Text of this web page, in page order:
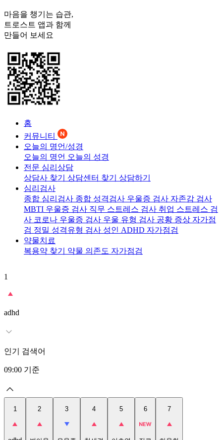
마음을 챙기는 습관,
트로스트 앱과 함께
만들어 보세요
홈
커뮤니티
오늘의 명언/성경
오늘의 명언 오늘의 성경
전문 심리상담
상담사 찾기 상담센터 찾기 상담하기
심리검사
종합 심리검사 종합 성격검사 우울증 검사 자존감 검사
MBTI 우울증 검사 직무 스트레스 검사 취업 스트레스 검
사 코로나 우울증 검사 우울 유형 검사 공황 증상 자가점
검 정밀 성격유형 검사 성인 ADHD 자가점검
약물치료
복용약 찾기 약물 의존도 자가점검
1
adhd
인기 검색어
09:00 기준
1 2 3 4 5 6 7